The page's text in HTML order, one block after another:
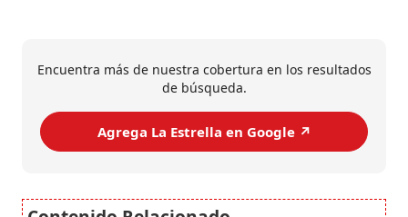
Encuentra más de nuestra cobertura en los resultados
de búsqueda.
Agrega La Estrella en Google ↗️